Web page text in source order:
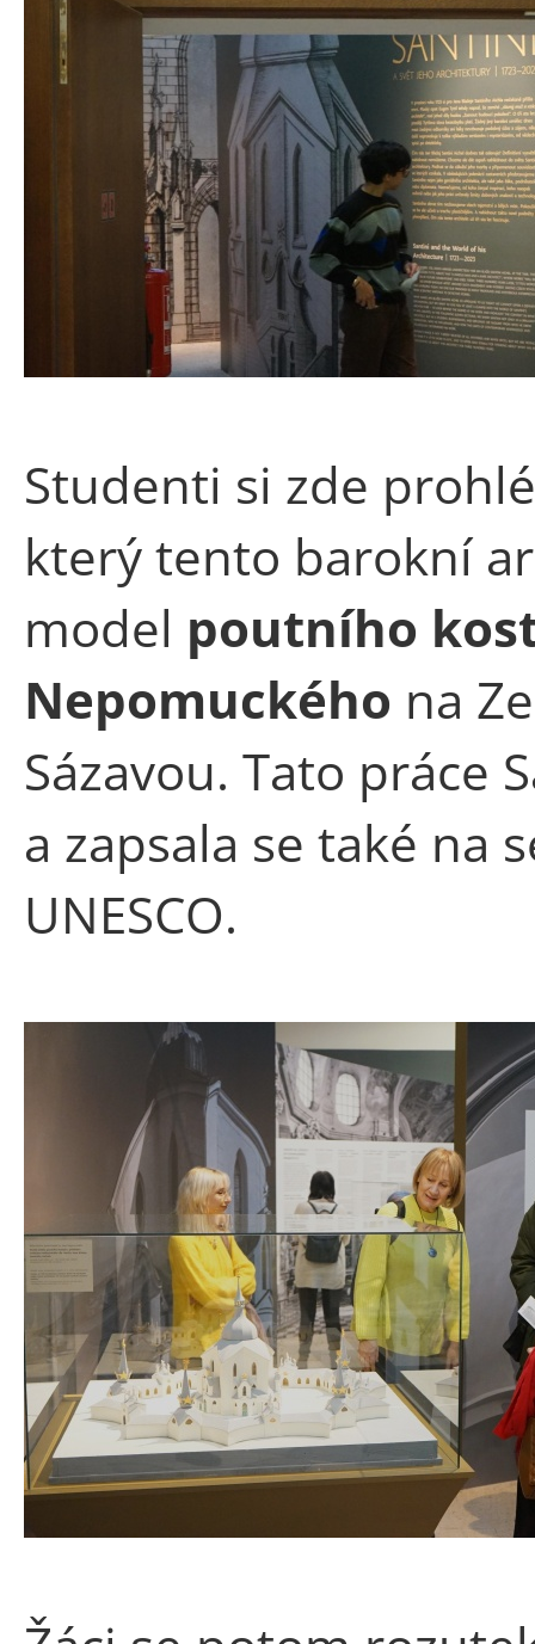
Studenti si zde
který tento barokní
model poutního
Nepomuckého na
Sázavou. Tato práce
a zapsala se také na
UNESCO.